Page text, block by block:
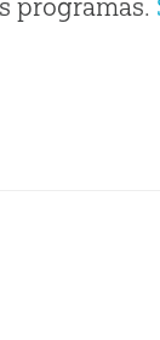
programas.